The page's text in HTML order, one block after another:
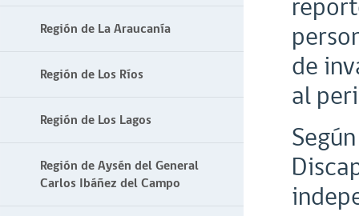
Región de La Araucanía
Región de Los Ríos
Región de Los Lagos
Región de Aysén del General
Carlos Ibáñez del Campo
de
al